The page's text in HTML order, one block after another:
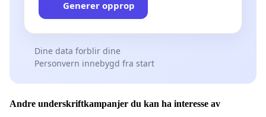
Generer opprop
Dine data forblir dine
Personvern innebygd fra start
Andre underskriftkampanjer du kan ha interesse av